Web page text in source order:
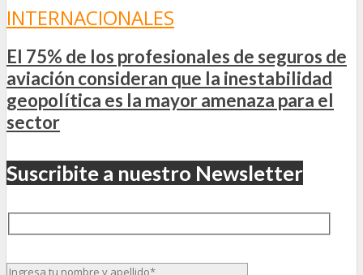
INTERNACIONALES
El 75% de los profesionales de seguros de
aviación consideran que la inestabilidad
geopolítica es la mayor amenaza para el
sector
Suscribite a nuestro Newsletter